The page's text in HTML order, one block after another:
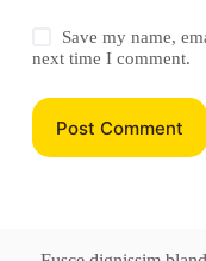
Save my name,
next time I comment.
Post Comment